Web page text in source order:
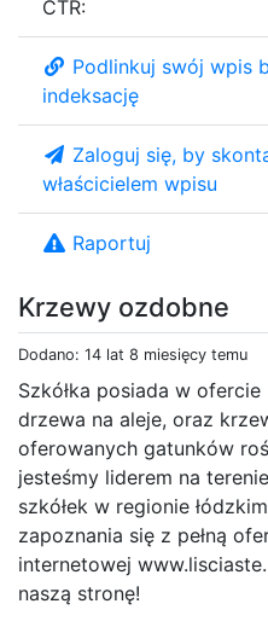
Krzewy ozdobne
Dodano: 14 lat 8 miesięcy temu
Szkółka posiada w
drzewa na aleje, oraz
oferowanych gatunków
jesteśmy liderem na
szkółek w regionie
zapoznania się z pełną
internetowej
naszą stronę!
CTR:
Podlinkuj swój wpis
indeksację
Zaloguj się, by
właścicielem wpisu
Raportuj